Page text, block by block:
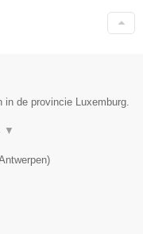
de provincie Luxemburg.
▼
)